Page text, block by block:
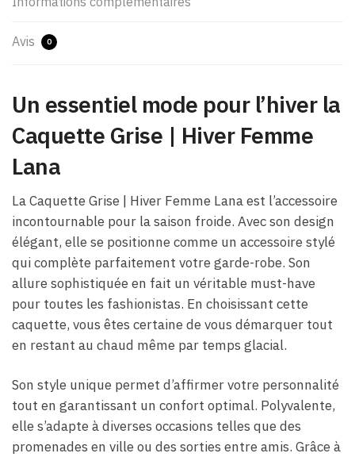
Avis 0
Un essentiel mode pour l’hiver la
Caquette Grise | Hiver Femme
Lana
La Caquette Grise | Hiver Femme Lana est l’accessoire
incontournable pour la saison froide. Avec son design
élégant, elle se positionne comme un accessoire stylé
qui complète parfaitement votre garde-robe. Son
allure sophistiquée en fait un véritable must-have
pour toutes les fashionistas. En choisissant cette
caquette, vous êtes certaine de vous démarquer tout
en restant au chaud même par temps glacial.
Son style unique permet d’affirmer votre personnalité
tout en garantissant un confort optimal. Polyvalente,
elle s’adapte à diverses occasions telles que des
promenades en ville ou des sorties entre amis. Grâce à